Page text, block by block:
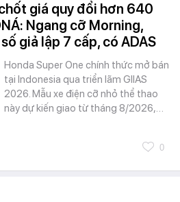
giá quy đổi hơn 640
Ngang cỡ Morning,
giả lập 7 cấp, có ADAS
Honda Super One chính thức mở bán
tại Indonesia qua triển lãm GIIAS
2026. Mẫu xe điện cỡ nhỏ thể thao
này dự kiến giao từ tháng 8/2026,…
0